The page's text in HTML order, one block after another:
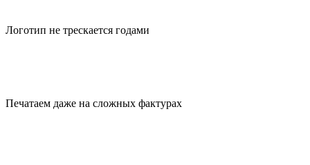
Логотип не трескается годами
Печатаем даже на сложных фактурах